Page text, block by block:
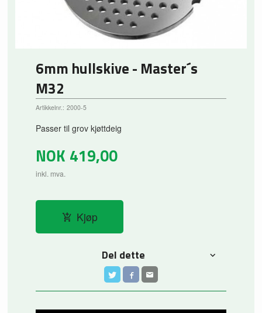
6mm hullskive - Master´s
M32
Artikkelnr.: 2000-5
Passer til grov kjøttdeig
NOK 419,00
inkl. mva.
Kjøp
Del dette